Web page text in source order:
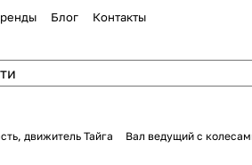
Блог Контакты
движитель Тайга Вал ведущий с